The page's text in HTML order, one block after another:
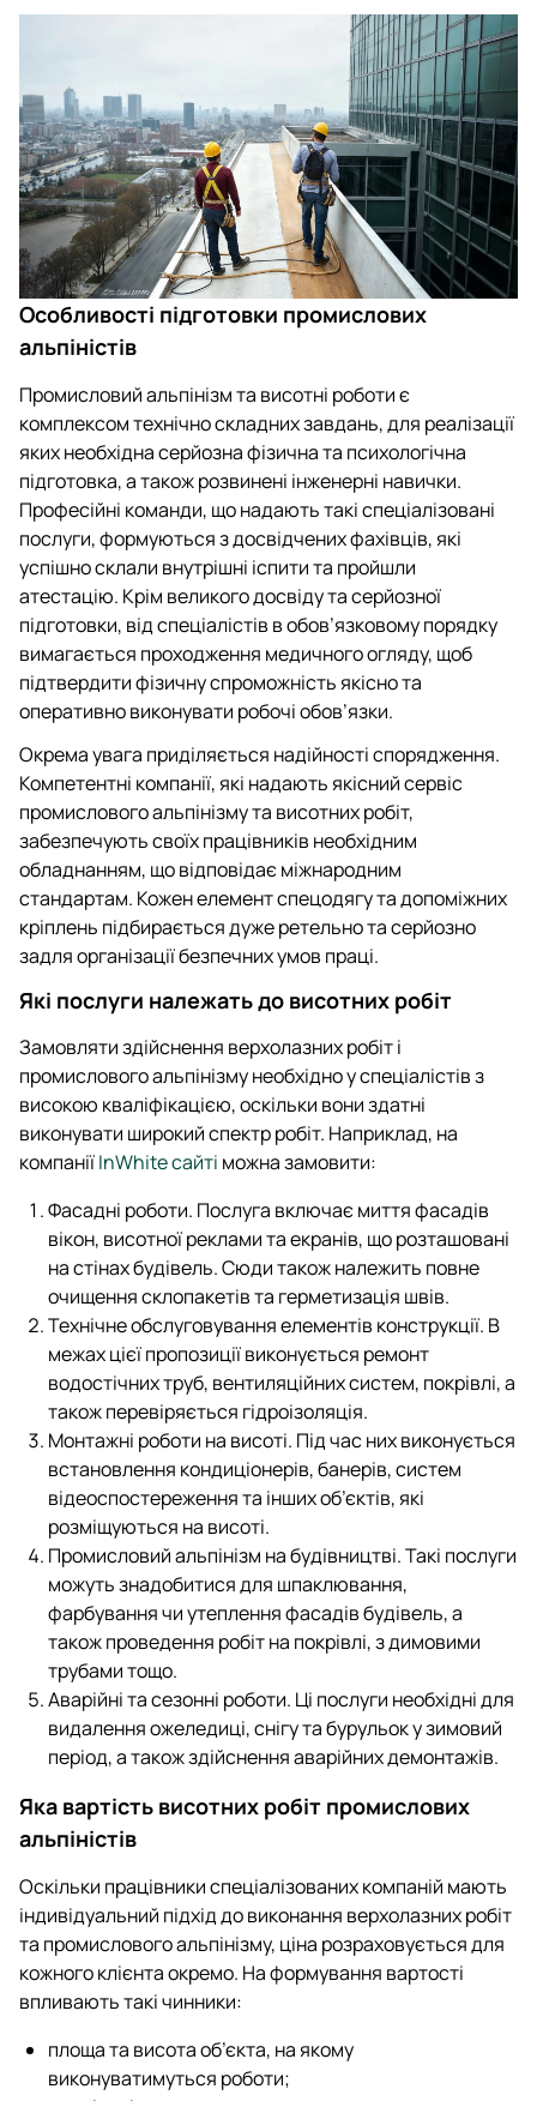
Особливості підготовки промислових
альпіністів
Промисловий альпінізм та висотні роботи є
комплексом технічно складних завдань, для реалізації
яких необхідна серйозна фізична та психологічна
підготовка, а також розвинені інженерні навички.
Професійні команди, що надають такі спеціалізовані
послуги, формуються з досвідчених фахівців, які
успішно склали внутрішні іспити та пройшли
атестацію. Крім великого досвіду та серйозної
підготовки, від спеціалістів в обов’язковому порядку
вимагається проходження медичного огляду, щоб
підтвердити фізичну спроможність якісно та
оперативно виконувати робочі обов’язки.
Окрема увага приділяється надійності спорядження.
Компетентні компанії, які надають якісний сервіс
промислового альпінізму та висотних робіт,
забезпечують своїх працівників необхідним
обладнанням, що відповідає міжнародним
стандартам. Кожен елемент спецодягу та допоміжних
кріплень підбирається дуже ретельно та серйозно
задля організації безпечних умов праці.
Які послуги належать до висотних робіт
Замовляти здійснення верхолазних робіт і
промислового альпінізму необхідно у спеціалістів з
високою кваліфікацією, оскільки вони здатні
виконувати широкий спектр робіт. Наприклад, на
компаніїInWhite сайті можна замовити:
Фасадні роботи. Послуга включає миття фасадів
вікон, висотної реклами та екранів, що розташовані
на стінах будівель. Сюди також належить повне
очищення склопакетів та герметизація швів.
Технічне обслуговування елементів конструкції. В
межах цієї пропозиції виконується ремонт
водостічних труб, вентиляційних систем, покрівлі, а
також перевіряється гідроізоляція.
Монтажні роботи на висоті. Під час них виконується
встановлення кондиціонерів, банерів, систем
відеоспостереження та інших об’єктів, які
розміщуються на висоті.
Промисловий альпінізм на будівництві. Такі послуги
можуть знадобитися для шпаклювання,
фарбування чи утеплення фасадів будівель, а
також проведення робіт на покрівлі, з димовими
трубами тощо.
Аварійні та сезонні роботи. Ці послуги необхідні для
видалення ожеледиці, снігу та бурульок у зимовий
період, а також здійснення аварійних демонтажів.
Яка вартість висотних робіт промислових
альпіністів
Оскільки працівники спеціалізованих компаній мають
індивідуальний підхід до виконання верхолазних робіт
та промислового альпінізму, ціна розраховується для
кожного клієнта окремо. На формування вартості
впливають такі чинники:
площа та висота об’єкта, на якому
виконуватимуться роботи;